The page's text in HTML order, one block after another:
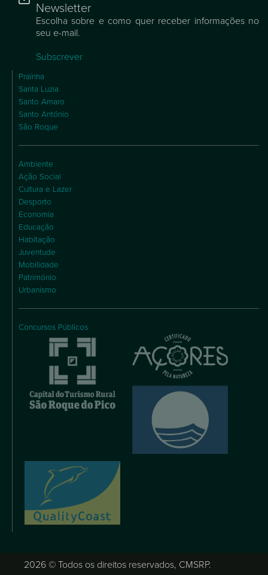
Newsletter
Escolha sobre e como quer receber informações no
seu e-mail.
Subscrever
Praínha
Santa Luzia
Santo Amaro
Santo António
São Roque
Ambiente
Ação Social
Cultura e Lazer
Desporto
Economia
Educação
Habitação
Juventude
Mobilidade
Património
Urbanismo
Concursos Públicos
2026 © Todos os direitos reservados, CMSRP.